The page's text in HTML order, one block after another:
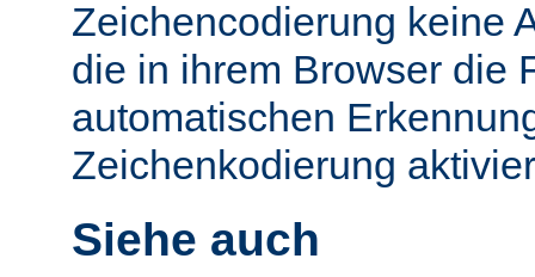
Zeichencodierung keine
die in ihrem Browser die
automatischen
Zeichenkodierung
Siehe auch